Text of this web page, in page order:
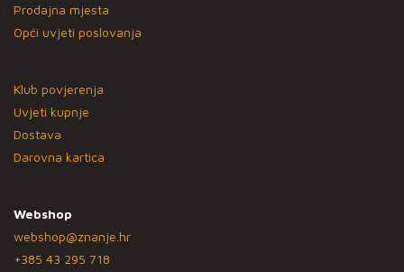
Prodajna mjesta
Opći uvjeti poslovanja
Klub povjerenja
Uvjeti kupnje
Dostava
Darovna kartica
Webshop
webshop@znanje.hr
+385 43 295 718